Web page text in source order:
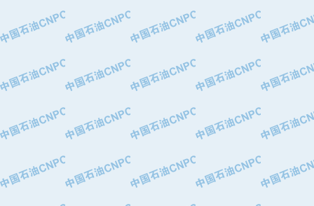
·中国石油天然气股份有限公司兰州石